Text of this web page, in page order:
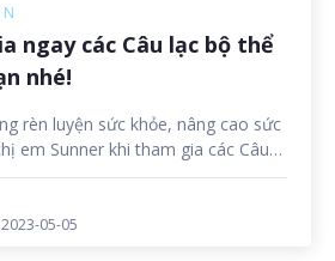
ngay các Câu lạc bộ thể
nhé!
rèn luyện sức khỏe, nâng cao sức
em Sunner khi tham gia các Câu
dục thể thao này còn thoải mái về
đoàn kết, tràn đầy năng lượng
lưu cùng nhau mỗi ngày. Muốn
2023-05-05